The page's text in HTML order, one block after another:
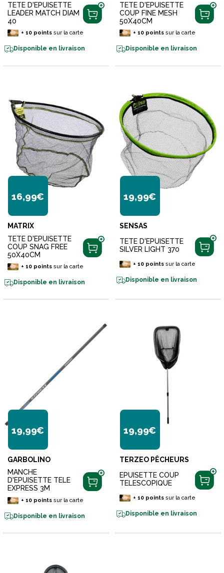
TETE D'EPUISETTE
LEADER MATCH DIAM
40
+ 10pointssur la carte
Disponible en livraison
TETE D'EPUISETTE
COUP FINE MESH
50X40CM
+ 10pointssur la carte
Disponible en livraison
16,99€
MATRIX
TETE D'EPUISETTE
COUP SNAG FREE
50X40CM
+ 10pointssur la carte
Disponible en livraison
19,99€
SENSAS
TETE D'EPUISETTE
SILVER LIGHT 370
+ 10pointssur la carte
Disponible en livraison
19,99€
GARBOLINO
MANCHE
D'EPUISETTE TELE
EXPRESS 3M
+ 10pointssur la carte
Disponible en livraison
19,99€
TERZEO PÊCHEURS
EPUISETTE COUP
TELESCOPIQUE
+ 10pointssur la carte
Disponible en livraison